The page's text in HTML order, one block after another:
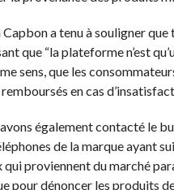
a tenu à souligner
que “la plateforme n’est
sens, que les
remboursés en cas
également contacté le
de la marque ayant
qui proviennent du marché
pour dénoncer les produits